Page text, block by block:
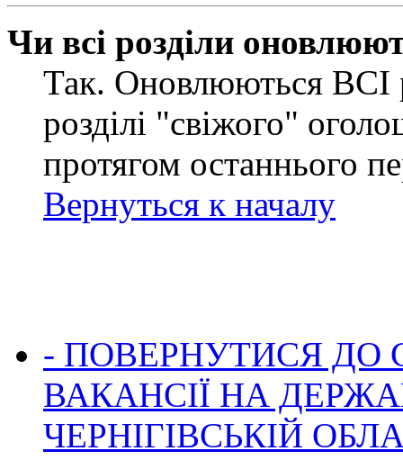
Чи всі розділи
Так. Оновлюються ВСІ
розділі "свіжого"
протягом останнього
Вернуться к началу
- ПОВЕРНУТИСЯ ДО
ВАКАНСІЇ НА
ЧЕРНІГІВСЬКІЙ